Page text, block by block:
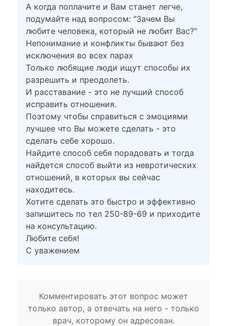
А когда поплачите и Вам станет легче,
подумайте над вопросом: "Зачем Вы
любите человека, который не любит Вас?"
Непонимание и конфликты бывают без
исключения во всех парах
Только любящие люди ищут способы их
разрешить и преодолеть.
И расставание - это не лучший способ
исправить отношения.
Поэтому чтобы справиться с эмоциями
лучшее что Вы можете сделать - это
сделать себе хорошо.
Найдите способ себя порадовать и тогда
найдется способ выйти из невротических
отношений, в которых вы сейчас
находитесь.
Хотите сделать это быстро и эффективно
запишитесь по тел 250-89-69 и приходите
на консультацию.
Любите себя!
С уважением
Комментировать этот вопрос может
только автор, а отвечать на него - только
врач, которому он адресован.